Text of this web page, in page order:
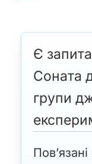
Є
Соната
групи
Пов’язані